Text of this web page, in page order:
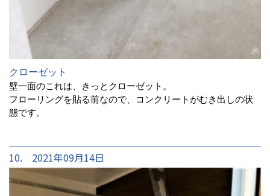
クローゼット
壁一面のこれは、きっとクローゼット。
フローリングを貼る前なので、コンクリートがむき出しの状
態です。
10. 2021年09月14日